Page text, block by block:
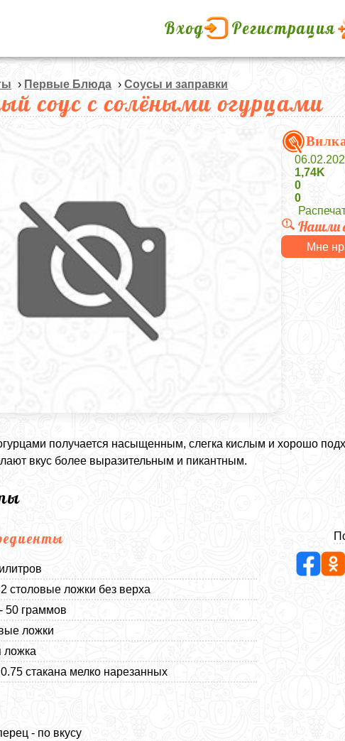
Вход Регистрация
› Первые Блюда ›Соусы и заправки
соус с солёными огурцами
1,74K
0
0
Нашли
Мне
получается насыщенным, слегка кислым и хорошо
вкус более выразительным и пикантным.
столовые ложки без верха
50 граммов
ложки
ложка
стакана мелко нарезанных
- по вкусу